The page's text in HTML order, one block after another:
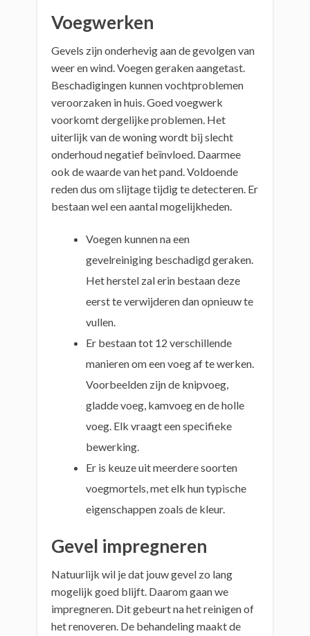
Voegwerken
Gevels zijn onderhevig aan de gevolgen van
weer en wind. Voegen geraken aangetast.
Beschadigingen kunnen vochtproblemen
veroorzaken in huis. Goed voegwerk
voorkomt dergelijke problemen. Het
uiterlijk van de woning wordt bij slecht
onderhoud negatief beïnvloed. Daarmee
ook de waarde van het pand. Voldoende
reden dus om slijtage tijdig te detecteren. Er
bestaan wel een aantal mogelijkheden.
Voegen kunnen na een
gevelreiniging beschadigd geraken.
Het herstel zal erin bestaan deze
eerst te verwijderen dan opnieuw te
vullen.
Er bestaan tot 12 verschillende
manieren om een voeg af te werken.
Voorbeelden zijn de knipvoeg,
gladde voeg, kamvoeg en de holle
voeg. Elk vraagt een specifieke
bewerking.
Er is keuze uit meerdere soorten
voegmortels, met elk hun typische
eigenschappen zoals de kleur.
Gevel impregneren
Natuurlijk wil je dat jouw gevel zo lang
mogelijk goed blijft. Daarom gaan we
impregneren. Dit gebeurt na het reinigen of
het renoveren. De behandeling maakt de